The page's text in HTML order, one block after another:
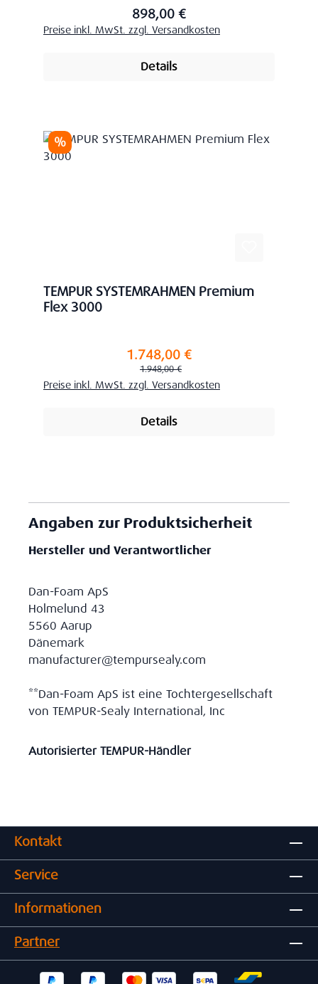
898,00 €
Preise inkl. MwSt. zzgl. Versandkosten
Details
Rabatt
%
TEMPUR SYSTEMRAHMEN Premium
Flex 3000
Verkaufspreis:1.748,00 €
Regulärer Preis:
1.948,00 €
Preise inkl. MwSt. zzgl. Versandkosten
Details
Angaben zur Produktsicherheit
Hersteller und Verantwortlicher
Dan-Foam ApS
Holmelund 43
5560 Aarup
Dänemark
manufacturer@tempursealy.com
**Dan-Foam ApS ist eine Tochtergesellschaft
von TEMPUR-Sealy International, Inc
Autorisierter TEMPUR-Händler
Kontakt
Service
Informationen
Partner